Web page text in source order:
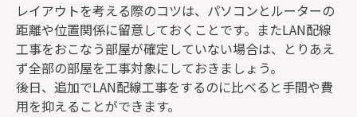
レイアウトを考える際のコツは、パソコンとルーターの
距離や位置関係に留意しておくことです。またLAN配線
工事をおこなう部屋が確定していない場合は、とりあえ
ず全部の部屋を工事対象にしておきましょう。
後日、追加でLAN配線工事をするのに比べると手間や費
用を抑えることができます。